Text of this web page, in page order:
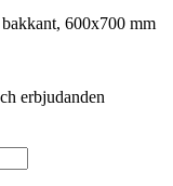
600x700 mm
erbjudanden